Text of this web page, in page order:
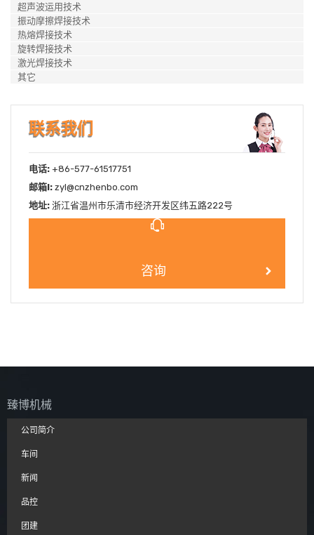
超声波运用技术
振动摩擦焊接技术
热熔焊接技术
旋转焊接技术
激光焊接技术
其它
联系我们
电话: +86-577-61517751
邮箱l: zyl@cnzhenbo.com
地址: 浙江省温州市乐清市经济开发区纬五路222号
咨询
臻博机械
公司简介
车间
新闻
品控
团建